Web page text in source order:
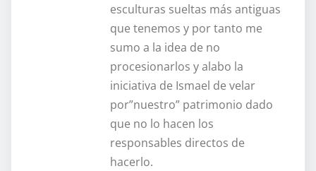
esculturas sueltas más antiguas
que tenemos y por tanto me
sumo a la idea de no
procesionarlos y alabo la
iniciativa de Ismael de velar
por”nuestro” patrimonio dado
que no lo hacen los
responsables directos de
hacerlo.